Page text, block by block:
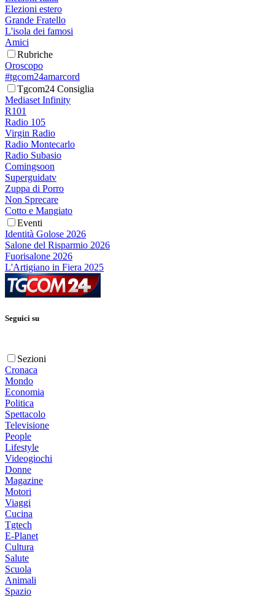
Elezioni estero
Grande Fratello
L'isola dei famosi
Amici
Rubriche
Oroscopo
#tgcom24amarcord
Tgcom24 Consiglia
Mediaset Infinity
R101
Radio 105
Virgin Radio
Radio Montecarlo
Radio Subasio
Comingsoon
Superguidatv
Zuppa di Porro
Non Sprecare
Cotto e Mangiato
Eventi
Identità Golose 2026
Salone del Risparmio 2026
Fuorisalone 2026
L'Artigiano in Fiera 2025
Seguici su
Sezioni
Cronaca
Mondo
Economia
Politica
Spettacolo
Televisione
People
Lifestyle
Videogiochi
Donne
Magazine
Motori
Viaggi
Cucina
Tgtech
E-Planet
Cultura
Salute
Scuola
Animali
Spazio